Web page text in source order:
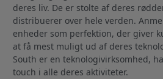
deres liv. De er stolte af deres
distribuerer over hele verden.
enheder som perfektion, der giver
at få mest muligt ud af deres
South er en teknologivirksomhed,
touch i alle deres aktiviteter.